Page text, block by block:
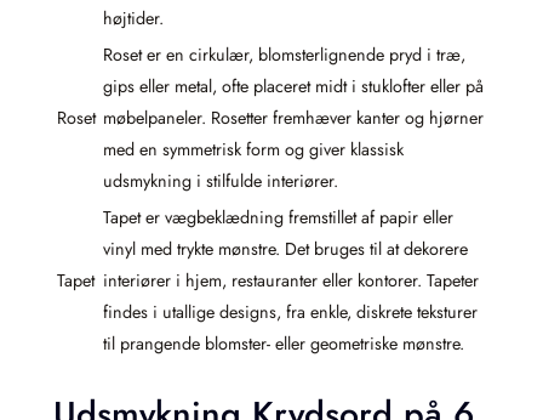
højtider.
Roset
Roset er en cirkulær, blomsterlignende pryd i træ,
gips eller metal, ofte placeret midt i stuklofter eller på
møbelpaneler. Rosetter fremhæver kanter og hjørner
med en symmetrisk form og giver klassisk
udsmykning i stilfulde interiører.
Tapet
Tapet er vægbeklædning fremstillet af papir eller
vinyl med trykte mønstre. Det bruges til at dekorere
interiører i hjem, restauranter eller kontorer. Tapeter
findes i utallige designs, fra enkle, diskrete teksturer
til prangende blomster- eller geometriske mønstre.